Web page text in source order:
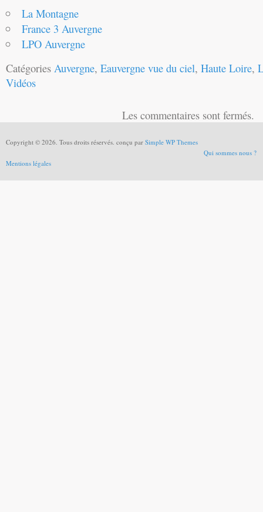
La Montagne
France 3 Auvergne
LPO Auvergne
Catégories Auvergne, Eauvergne vue du ciel, Haute Loire,
Vidéos
Les commentaires sont fermés.
Copyright © 2026. Tous droits réservés. conçu par Simple WP Themes
Qui sommes nous ?
Mentions légales